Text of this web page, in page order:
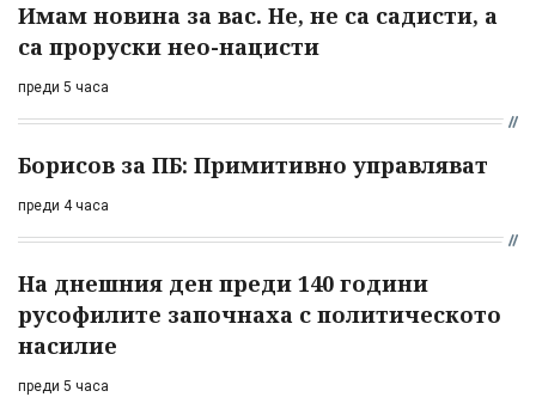
Имам новина за вас. Не, не са садисти, а
са проруски нео-нацисти
преди 5 часа
Борисов за ПБ: Примитивно управляват
преди 4 часа
На днешния ден преди 140 години
русофилите започнаха с политическото
насилие
преди 5 часа